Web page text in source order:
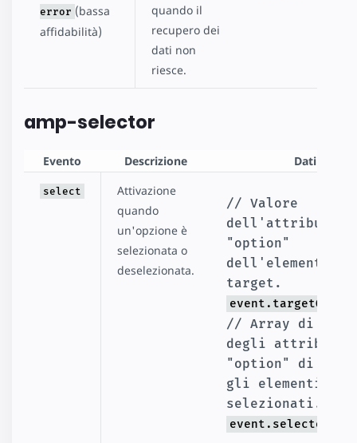
error (bassa
affidabilità)
quando il
recupero dei
dati non
riesce.
amp-selector
Evento Descrizione Dati
select
Attivazione
quando
un'opzione è
selezionata o
deselezionata.
// Valore
dell'attributo
"option"
dell'elemento
// Array di
degli attributi
"option" di
gli elementi